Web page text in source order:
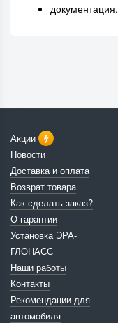
документация.
Акции
Новости
Доставка и оплата
Возврат товара
Как сделать заказ?
О гарантии
Установка ЭРА-
ГЛОНАСС
Наши работы
Контакты
Рекомендации для
автомобиля